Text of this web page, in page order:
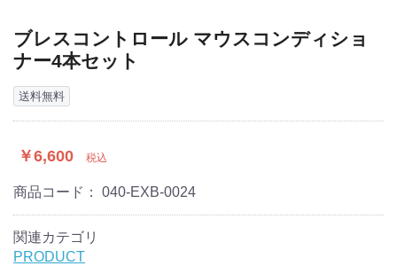
ブレスコントロール マウスコンディショ
ナー4本セット
送料無料
￥6,600 税込
商品コード： 040-EXB-0024
関連カテゴリ
PRODUCT